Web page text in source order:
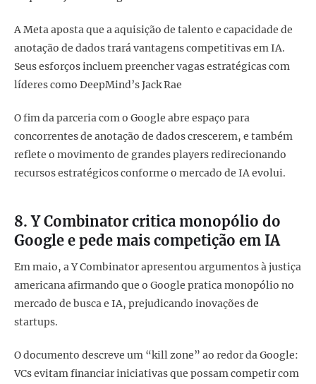
A Meta aposta que a aquisição de talento e capacidade de
anotação de dados trará vantagens competitivas em IA.
Seus esforços incluem preencher vagas estratégicas com
líderes como DeepMind’s Jack Rae
O fim da parceria com o Google abre espaço para
concorrentes de anotação de dados crescerem, e também
reflete o movimento de grandes players redirecionando
recursos estratégicos conforme o mercado de IA evolui.
8. Y Combinator critica monopólio do
Google e pede mais competição em IA
Em maio, a Y Combinator apresentou argumentos à justiça
americana afirmando que o Google pratica monopólio no
mercado de busca e IA, prejudicando inovações de
startups.
O documento descreve um “kill zone” ao redor da Google:
VCs evitam financiar iniciativas que possam competir com